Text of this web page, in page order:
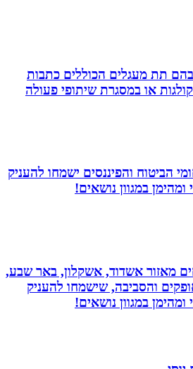
תת מעגלים הכוללים כתבות
או במסגרת שיתופי פעולה
והפיננסים ישמחו להעניק
במגוון נושאים!
מאזור אשדוד, אשקלון, באר שבע,
והסביבה, שישמחו להעניק
במגוון נושאים!